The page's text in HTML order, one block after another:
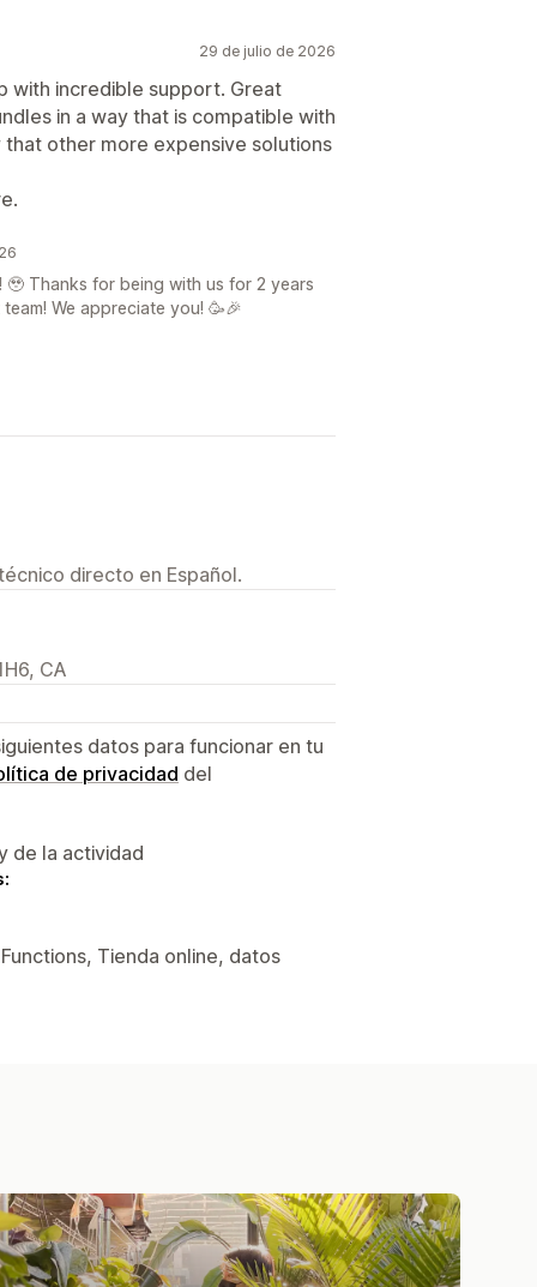
29 de julio de 2026
with incredible support. Great
in a way that is compatible with
other more expensive solutions
🥹 Thanks for being with us for 2 years
We appreciate you! 🥳🎉
directo en Español.
CA
datos para funcionar en tu
de privacidad del
de la actividad
Tienda online, datos